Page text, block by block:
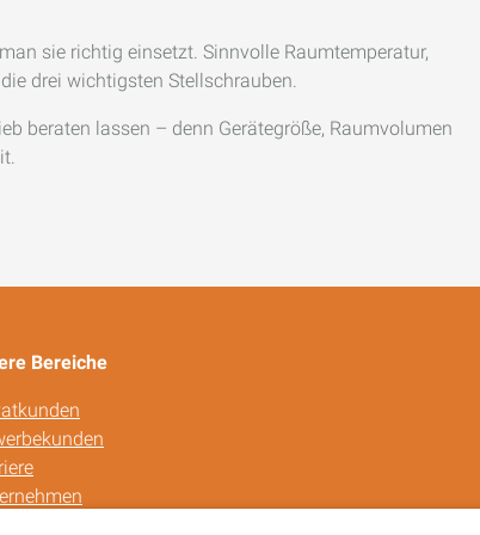
sie richtig einsetzt. Sinnvolle Raumtemperatur,
drei wichtigsten Stellschrauben.
beraten lassen – denn Gerätegröße, Raumvolumen
Bereiche